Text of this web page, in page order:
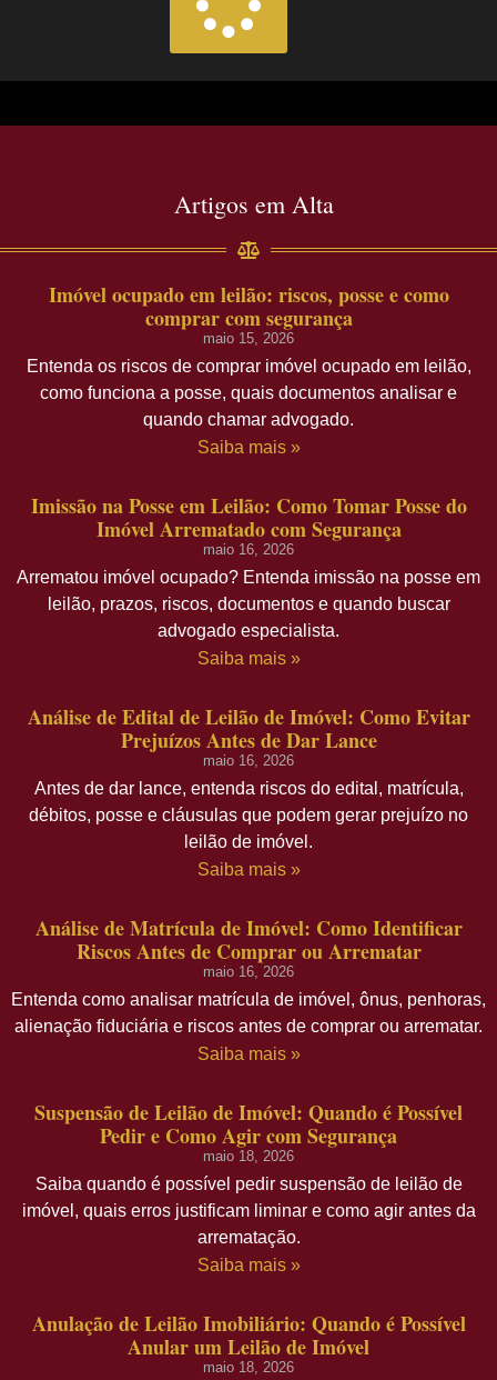
Artigos em Alta
Imóvel ocupado em leilão: riscos, posse e como
comprar com segurança
maio 15, 2026
Entenda os riscos de comprar imóvel ocupado em leilão,
como funciona a posse, quais documentos analisar e
quando chamar advogado.
Saiba mais »
Imissão na Posse em Leilão: Como Tomar Posse do
Imóvel Arrematado com Segurança
maio 16, 2026
Arrematou imóvel ocupado? Entenda imissão na posse em
leilão, prazos, riscos, documentos e quando buscar
advogado especialista.
Saiba mais »
Análise de Edital de Leilão de Imóvel: Como Evitar
Prejuízos Antes de Dar Lance
maio 16, 2026
Antes de dar lance, entenda riscos do edital, matrícula,
débitos, posse e cláusulas que podem gerar prejuízo no
leilão de imóvel.
Saiba mais »
Análise de Matrícula de Imóvel: Como Identificar
Riscos Antes de Comprar ou Arrematar
maio 16, 2026
Entenda como analisar matrícula de imóvel, ônus, penhoras,
alienação fiduciária e riscos antes de comprar ou arrematar.
Saiba mais »
Suspensão de Leilão de Imóvel: Quando é Possível
Pedir e Como Agir com Segurança
maio 18, 2026
Saiba quando é possível pedir suspensão de leilão de
imóvel, quais erros justificam liminar e como agir antes da
arrematação.
Saiba mais »
Anulação de Leilão Imobiliário: Quando é Possível
Anular um Leilão de Imóvel
maio 18, 2026